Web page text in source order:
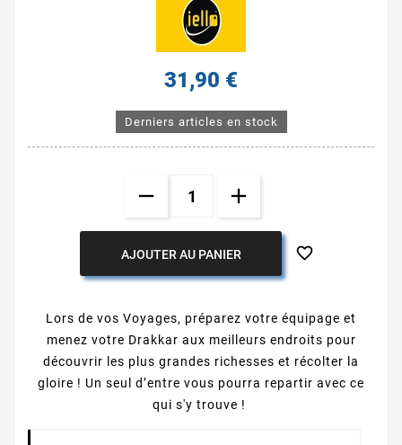
31,90 €
Derniers articles en stock
AJOUTER AU PANIER 
Lors de vos Voyages, préparez votre équipage et
menez votre Drakkar aux meilleurs endroits pour
découvrir les plus grandes richesses et récolter la
gloire ! Un seul d’entre vous pourra repartir avec ce
qui s'y trouve !